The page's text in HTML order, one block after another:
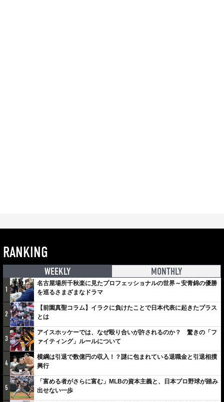
RANKING
WEEKLY MONTHLY
1
名古屋場所千秋楽に見たプロフェッショナルの世界～安青錦の優勝
を巡るさまざまなドラマ
2
【前園真聖コラム】イラクに負けたことで日本代表に起きたプラス
とは
3
アイスホッケーでは、なぜ殴り合いが許されるのか？ 驚きの「フ
ァイティング」ルールについて
4
横綱は引退で数億円の収入！？謎に包まれている退職金と引退相撲
興行
5
「富める者がさらに富む」MLBの資本主義と、日本プロ野球が踏み
出せない一歩